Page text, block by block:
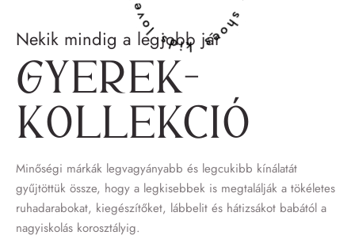
Nekik mindig a legjobb jár
Gyerek­
kollekció
Minőségi márkák legvagyányabb és legcukibb kínálatát
gyűjtöttük össze, hogy a legkisebbek is megtalálják a tökéletes
ruhadarabokat, kiegészítőket, lábbelit és hátizsákot babától a
nagyiskolás korosztályig.